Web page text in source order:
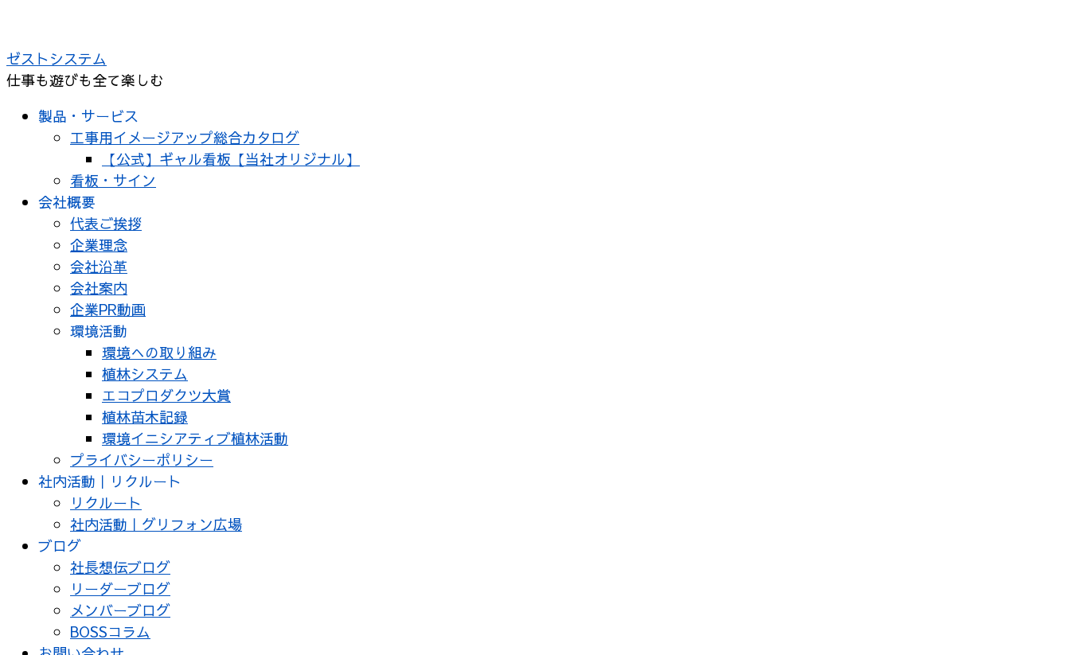
テ
ン
ゼストシステム
仕事も遊びも全て楽しむ
製品・サービス
工事用イメージアップ総合カタログ
【公式】ギャル看板【当社オリジナル】
看板・サイン
会社概要
代表ご挨拶
企業理念
会社沿革
会社案内
企業PR動画
環境活動
環境への取り組み
植林システム
エコプロダクツ大賞
植林苗木記録
環境イニシアティブ植林活動
プライバシーポリシー
社内活動｜リクルート
リクルート
社内活動｜グリフォン広場
ブログ
社長想伝ブログ
リーダーブログ
メンバーブログ
BOSSコラム